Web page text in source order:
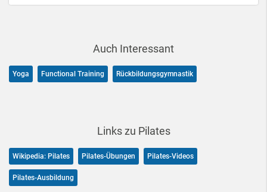
Auch Interessant
Yoga Functional Training Rückbildungsgymnastik
Links zu Pilates
Wikipedia: Pilates Pilates-Übungen Pilates-Videos
Pilates-Ausbildung